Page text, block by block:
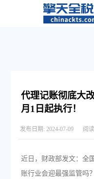
代理记账彻底大
月1日起执行！
发布日期: 2024-07-09 阅
近日，财政部发文：全
账行业会迎最强监管吗？